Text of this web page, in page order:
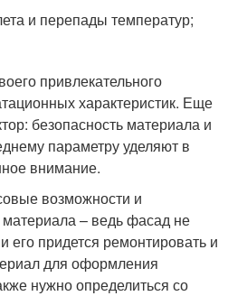
и перепады температур;
привлекательного
характеристик. Еще
безопасность материала и
параметру уделяют в
внимание.
возможности и
– ведь фасад не
его придется ремонтировать и
для оформления
нужно определиться со